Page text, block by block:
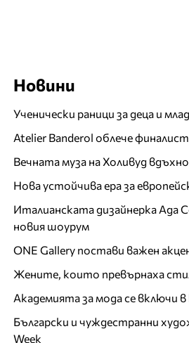
Новини
Ученически раници за деца и
Atelier Banderol облече
Вечната муза на Холивуд
Нова устойчива ера за
Италианската дизайнерка Ада
новия шоурум
ONE Gallery постави важен
Жените, които превърнаха
Академията за мода се включи
Български и чуждестранни
Week